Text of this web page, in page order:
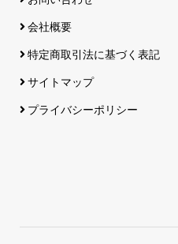
会社概要
特定商取引法に基づく表記
サイトマップ
プライバシーポリシー